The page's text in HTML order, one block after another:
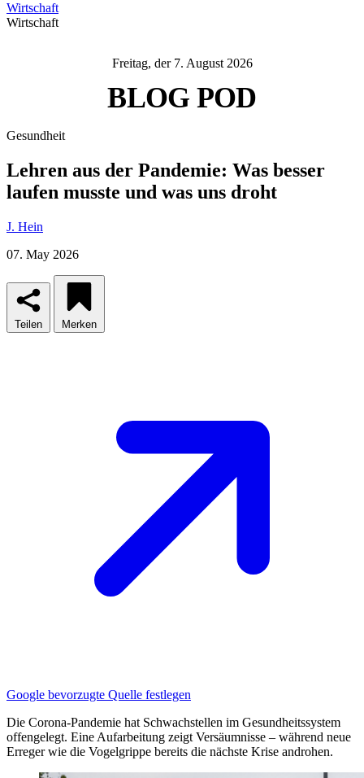
Wirtschaft
Wirtschaft
Freitag, der 7. August 2026
BLOG POD
Gesundheit
Lehren aus der Pandemie: Was besser
laufen musste und was uns droht
J. Hein
07. May 2026
Teilen Merken
Google bevorzugte Quelle festlegen
Die Corona-Pandemie hat Schwachstellen im Gesundheitssystem
offengelegt. Eine Aufarbeitung zeigt Versäumnisse – während neue
Erreger wie die Vogelgrippe bereits die nächste Krise androhen.